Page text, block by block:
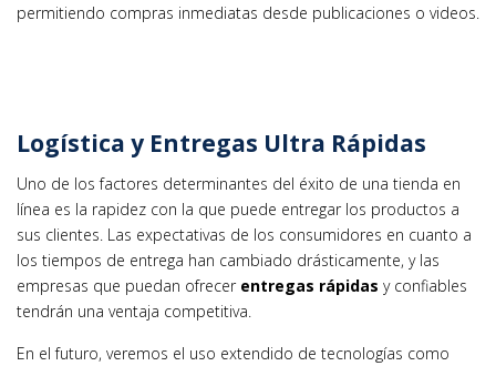
permitiendo compras inmediatas desde publicaciones o videos.
Logística y Entregas Ultra Rápidas
Uno de los factores determinantes del éxito de una tienda en
línea es la rapidez con la que puede entregar los productos a
sus clientes. Las expectativas de los consumidores en cuanto a
los tiempos de entrega han cambiado drásticamente, y las
empresas que puedan ofrecer entregas rápidas y confiables
tendrán una ventaja competitiva.
En el futuro, veremos el uso extendido de tecnologías como